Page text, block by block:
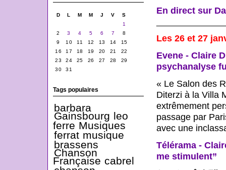
D L M M J V
S
1
2
3 4 5 6 7
8
9
10 11 12 13 14
15
16
17 18 19 20 21
22
23
24 25 26 27 28
29
30
31
Tags populaires
barbara
Gainsbourg leo
ferre Musiques
ferrat musique
brassens
Chanson
Française cabrel
En direct sur
Les 26 et 27
Evene - Claire
psychanalyse
« Le Salon des
Diterzi à la Villa
extrêmement
passage par
avec une
Télérama -
me stimulent”